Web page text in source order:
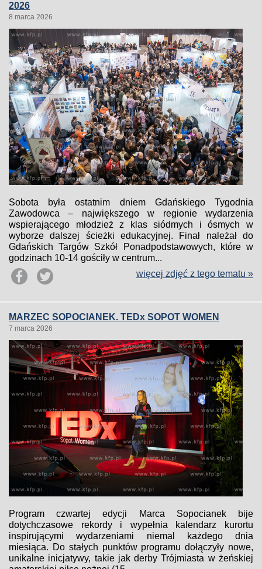
2026
8 marca 2026
Sobota była ostatnim dniem Gdańskiego Tygodnia
Zawodowca – największego w regionie wydarzenia
wspierającego młodzież z klas siódmych i ósmych w
wyborze dalszej ścieżki edukacyjnej. Finał należał do
Gdańskich Targów Szkół Ponadpodstawowych, które w
godzinach 10-14 gościły w centrum...
więcej zdjęć z tego tematu »
MARZEC SOPOCIANEK. TEDx SOPOT WOMEN
7 marca 2026
Program czwartej edycji Marca Sopocianek bije
dotychczasowe rekordy i wypełnia kalendarz kurortu
inspirującymi wydarzeniami niemal każdego dnia
miesiąca. Do stałych punktów programu dołączyły nowe,
unikalne inicjatywy, takie jak derby Trójmiasta w żeńskiej